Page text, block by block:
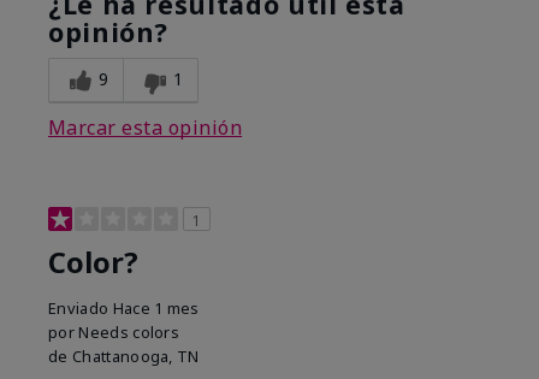
opinión?
9 1
Marcar esta opinión
1
Color?
Enviado Hace 1 mes
por Needs colors
de Chattanooga, TN